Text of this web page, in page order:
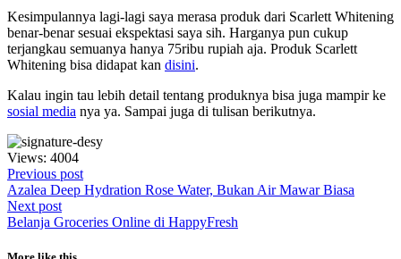
Kesimpulannya lagi-lagi saya merasa produk dari Scarlett Whitening
benar-benar sesuai ekspektasi saya sih. Harganya pun cukup
terjangkau semuanya hanya 75ribu rupiah aja. Produk Scarlett
Whitening bisa didapat kan disini.
Kalau ingin tau lebih detail tentang produknya bisa juga mampir ke
sosial media nya ya. Sampai juga di tulisan berikutnya.
Views: 4004
Previous post
Azalea Deep Hydration Rose Water, Bukan Air Mawar Biasa
Next post
Belanja Groceries Online di HappyFresh